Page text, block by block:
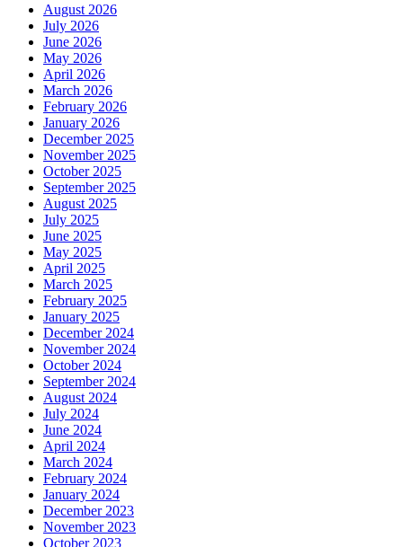
August 2026
July 2026
June 2026
May 2026
April 2026
March 2026
February 2026
January 2026
December 2025
November 2025
October 2025
September 2025
August 2025
July 2025
June 2025
May 2025
April 2025
March 2025
February 2025
January 2025
December 2024
November 2024
October 2024
September 2024
August 2024
July 2024
June 2024
April 2024
March 2024
February 2024
January 2024
December 2023
November 2023
October 2023